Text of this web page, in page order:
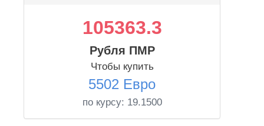
105363.3
Рубля ПМР
Чтобы купить
5502 Евро
по курсу: 19.1500